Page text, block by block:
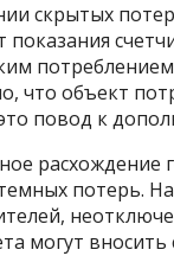
скрытых
что объект
повод к
потерь.
могут